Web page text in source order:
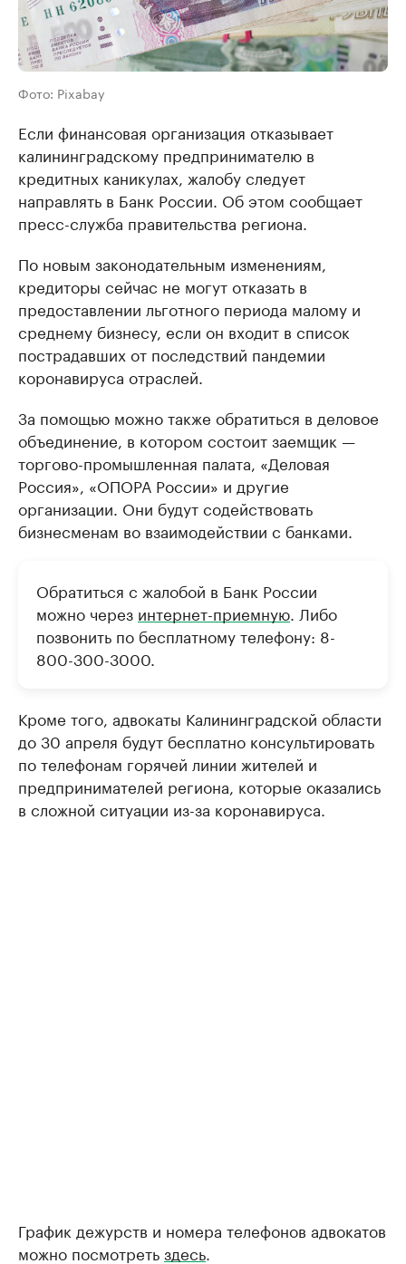
Фото: Pixabay
Если финансовая организация отказывает
калининградскому предпринимателю в
кредитных каникулах, жалобу следует
направлять в Банк России. Об этом сообщает
пресс-служба правительства региона.
По новым законодательным изменениям,
кредиторы сейчас не могут отказать в
предоставлении льготного периода малому и
среднему бизнесу, если он входит в список
пострадавших от последствий пандемии
коронавируса отраслей.
За помощью можно также обратиться в деловое
объединение, в котором состоит заемщик —
торгово-промышленная палата, «Деловая
Россия», «ОПОРА России» и другие
организации. Они будут содействовать
бизнесменам во взаимодействии с банками.
Обратиться с жалобой в Банк России
можно через интернет-приемную . Либо
позвонить по бесплатному телефону: 8-
800-300-3000.
Кроме того, адвокаты Калининградской области
до 30 апреля будут бесплатно консультировать
по телефонам горячей линии жителей и
предпринимателей региона, которые оказались
в сложной ситуации из-за коронавируса.
График дежурств и номера телефонов адвокатов
можно посмотретьздесь